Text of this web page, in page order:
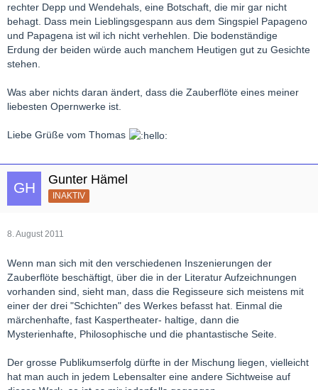
rechter Depp und Wendehals, eine Botschaft, die mir gar nicht
behagt. Dass mein Lieblingsgespann aus dem Singspiel Papageno
und Papagena ist wil ich nicht verhehlen. Die bodenständige
Erdung der beiden würde auch manchem Heutigen gut zu Gesichte
stehen.
Was aber nichts daran ändert, dass die Zauberflöte eines meiner
liebesten Opernwerke ist.
Liebe Grüße vom Thomas
Gunter Hämel
INAKTIV
8. August 2011
Wenn man sich mit den verschiedenen Inszenierungen der
Zauberflöte beschäftigt, über die in der Literatur Aufzeichnungen
vorhanden sind, sieht man, dass die Regisseure sich meistens mit
einer der drei "Schichten" des Werkes befasst hat. Einmal die
märchenhafte, fast Kaspertheater- haltige, dann die
Mysterienhafte, Philosophische und die phantastische Seite.
Der grosse Publikumserfolg dürfte in der Mischung liegen, vielleicht
hat man auch in jedem Lebensalter eine andere Sichtweise auf